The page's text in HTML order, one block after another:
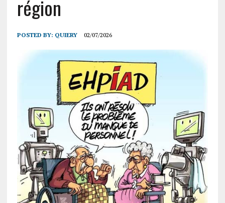
région
POSTED BY: QUIERY 02/07/2026